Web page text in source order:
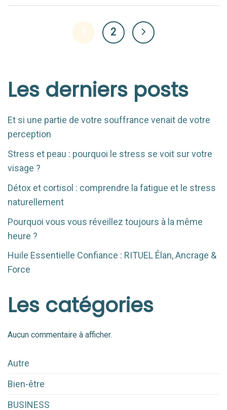
2
Les derniers posts
Et si une partie de votre souffrance venait de votre
perception
Stress et peau : pourquoi le stress se voit sur votre
visage ?
Détox et cortisol : comprendre la fatigue et le stress
naturellement
Pourquoi vous vous réveillez toujours à la même
heure ?
Huile Essentielle Confiance : RITUEL Élan, Ancrage &
Force
Les catégories
Aucun commentaire à afficher.
Autre
Bien-être
BUSINESS